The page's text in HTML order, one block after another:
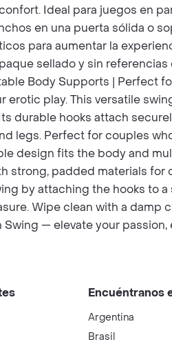
Ideal para juegos en
en una puerta sólida o
para aumentar la
sellado y sin
Body Supports | Perfect
erotic play. This versatile
durable hooks attach
legs. Perfect for couples
design fits the body and
strong, padded materials
by attaching the hooks
Wipe clean with a damp
— elevate your
Encuéntranos
Argentina
Brasil